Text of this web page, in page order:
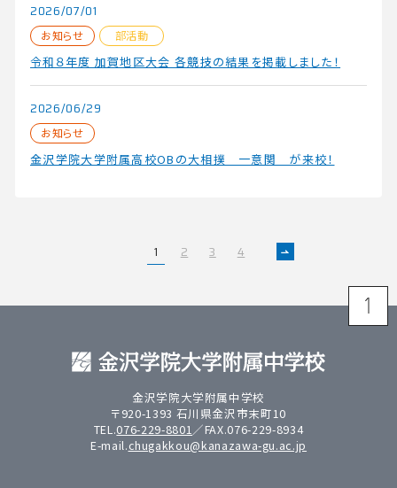
2026/07/01
お知らせ 部活動
令和８年度 加賀地区大会 各競技の結果を掲載しました！
2026/06/29
お知らせ
金沢学院大学附属高校OBの大相撲 一意関 が来校！
1 2 3 4 >
金沢学院大学附属中学校
〒920-1393 石川県金沢市末町10
TEL.076-229-8801 ／FAX.076-229-8934
E-mail.chugakkou@kanazawa-gu.ac.jp